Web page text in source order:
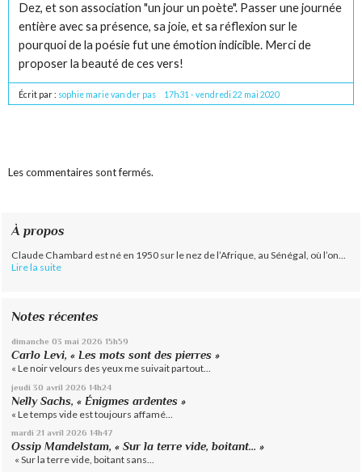
Dez, et son association "un jour un poète". Passer une journée
entière avec sa présence, sa joie, et sa réflexion sur le
pourquoi de la poésie fut une émotion indicible. Merci de
proposer la beauté de ces vers!
Écrit par : sophie marie van der pas 17h31 -vendredi 22 mai 2020
Les commentaires sont fermés.
À propos
Claude Chambard est né en 1950 sur le nez de l’Afrique, au Sénégal, où l’on...
Lire la suite
Notes récentes
dimanche 03 mai 2026 15h59
Carlo Levi, « Les mots sont des pierres »
« Le noir velours des yeux me suivait partout...
jeudi 30 avril 2026 14h24
Nelly Sachs, « Énigmes ardentes »
« Le temps vide est toujours affamé...
mardi 21 avril 2026 14h47
Ossip Mandelstam, « Sur la terre vide, boitant… »
« Sur la terre vide, boitant sans...